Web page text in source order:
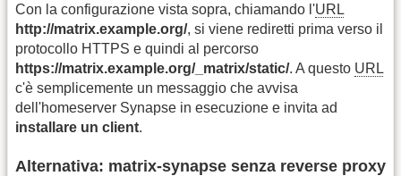
Con la configurazione vista sopra, chiamando l'URL
http://matrix.example.org/, si viene rediretti prima verso il
protocollo HTTPS e quindi al percorso
https://matrix.example.org/_matrix/static/. A questo URL
c'è semplicemente un messaggio che avvisa
dell'homeserver Synapse in esecuzione e invita ad
installare un client.
Alternativa: matrix-synapse senza reverse proxy